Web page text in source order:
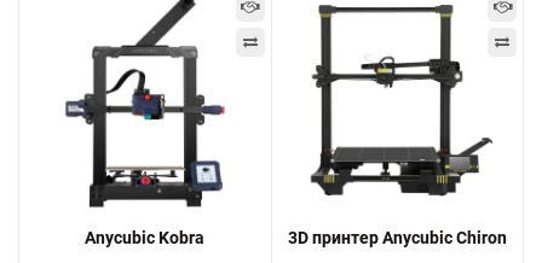
Anycubic Kobra 3D принтер Anycubic Chiron